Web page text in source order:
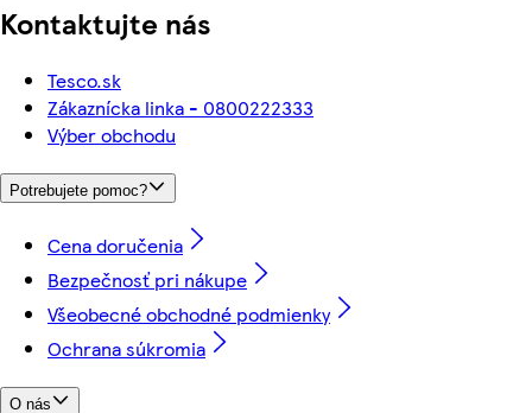
Kontaktujte nás
Tesco.sk
Zákaznícka linka - 0800222333
Výber obchodu
Potrebujete pomoc?
Cena doručenia
Bezpečnosť pri nákupe
Všeobecné obchodné podmienky
Ochrana súkromia
O nás